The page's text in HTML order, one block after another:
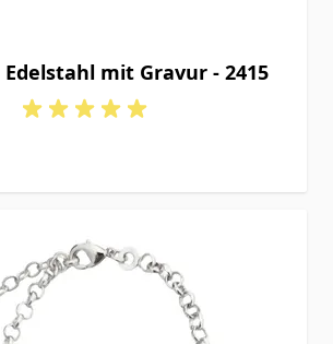
mit Gravur - 2415